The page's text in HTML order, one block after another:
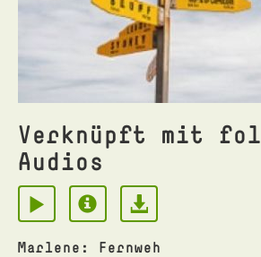
Verknüpft mit
Audios
Marlene: Fernweh